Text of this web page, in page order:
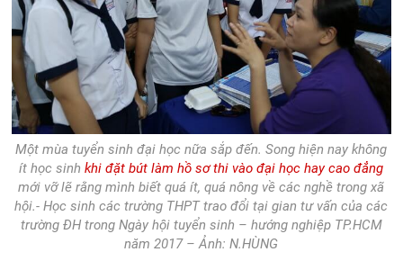
Một mùa tuyển sinh đại học nữa sắp đến. Song hiện nay không
ít học sinhkhi đặt bút làm hồ sơ thi vào đại học hay cao đẳng
mới vỡ lẽ rằng mình biết quá ít, quá nông về các nghề trong xã
hội.- Học sinh các trường THPT trao đổi tại gian tư vấn của các
trường ĐH trong Ngày hội tuyển sinh – hướng nghiệp TP.HCM
năm 2017 – Ảnh: N.HÙNG